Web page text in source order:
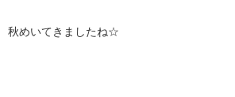
秋めいてきましたね☆